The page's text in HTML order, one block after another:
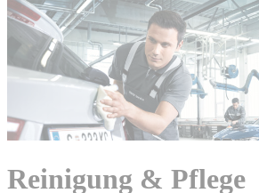
Reinigung & Pflege